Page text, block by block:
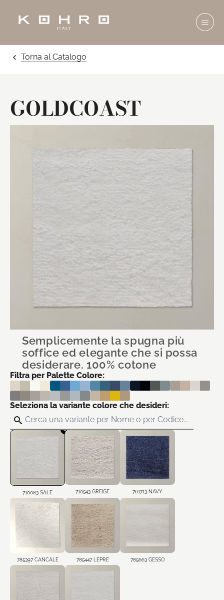
Torna al Catalogo
GOLDCOAST
Semplicemente la spugna più
soffice ed elegante che si possa
desiderare. 100% cotone
Filtra per Palette Colore:
Seleziona la variante colore che desideri:
710083 SALE 710543 GREIGE 761713 NAVY
785397 CANCALE 785447 LEPRE 785663 GESSO